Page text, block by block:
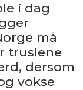
i dag
må
truslene
dersom
vokse